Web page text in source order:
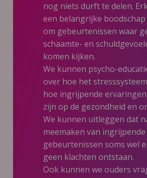
nog niets durft te delen.
een belangrijke
om gebeurtenissen waar
schaamte- en
komen kijken.
We kunnen psycho-
over hoe het
hoe ingrijpende
zijn op de gezondheid en
We kunnen uitleggen dat
meemaken van ingrijpende
gebeurtenissen soms wel
geen klachten ontstaan.
Ook kunnen we ouders